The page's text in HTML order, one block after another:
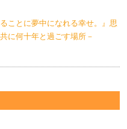
ことに夢中になれる幸せ。』思
に何十年と過ごす場所－